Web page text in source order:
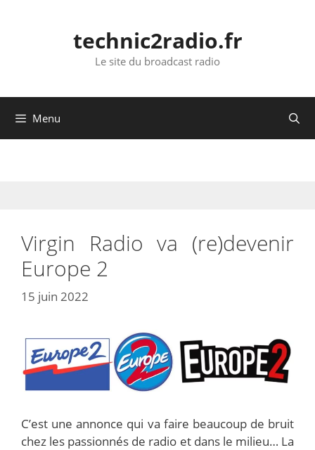
technic2radio.fr
Le site du broadcast radio
Menu
Virgin Radio va (re)devenir
Europe 2
15 juin 2022
C’est une annonce qui va faire beaucoup de bruit
chez les passionnés de radio et dans le milieu… La